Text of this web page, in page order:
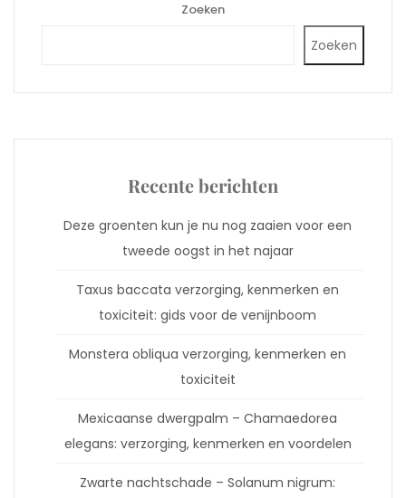
Zoeken
Zoeken
Recente berichten
Deze groenten kun je nu nog zaaien voor een
tweede oogst in het najaar
Taxus baccata verzorging, kenmerken en
toxiciteit: gids voor de venijnboom
Monstera obliqua verzorging, kenmerken en
toxiciteit
Mexicaanse dwergpalm – Chamaedorea
elegans: verzorging, kenmerken en voordelen
Zwarte nachtschade – Solanum nigrum: